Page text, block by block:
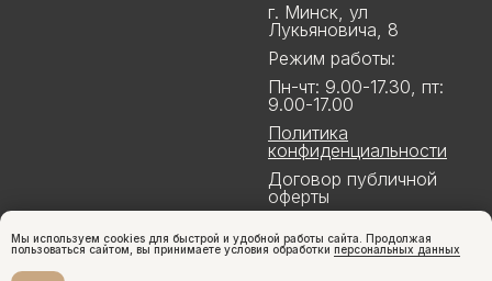
Мы используем cookies для быстрой и удобной работы сайта. Продолжая
пользоваться сайтом, вы принимаете условия обработки персональных данных
г. Минск, ул
Лукьяновича, 8
Режим работы:
Пн-чт: 9.00-17.30, пт:
9.00-17.00
Политика
конфиденциальности
Договор публичной
оферты